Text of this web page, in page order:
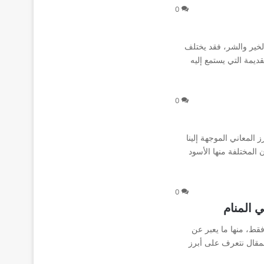
0
والشر، فقد يختلف
التي يستمع إليه
0
الموجهة إلينا
منها الأسود
0
المنام
منها ما يعبر عن
نتعرف على أبرز